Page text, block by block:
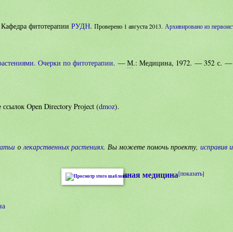
фитотерапии РУДН. Проверено 1 августа 2013. Архивировано из
Очерки по фитотерапии. —М.: Медицина, 1972. — 352 с.
ссылок Open Directory Project (dmoz).
о лекарственных растениях. Вы можете помочь проекту, исправив
[показать]
Нетрадиционная медицина